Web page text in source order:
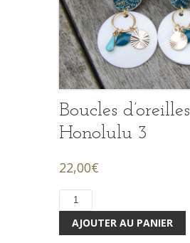
Boucles d’oreilles
Honolulu 3
22,00€
quantité
Boucles
AJOUTER AU PANIER